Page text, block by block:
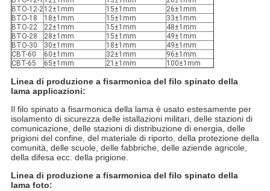
BTO-12-212±1mm 15±1mm
26±1mm
BTO-18
18±1mm 15±1mm
33±1mm
BTO-22
22±1mm 15±1mm
48±1mm
BTO-28
28±1mm 15±1mm
49±1mm
BTO-30
30±1mm 18±1mm
49±1mm
CBT-60
60±1mm 32±1mm
96±1mm
CBT-65
65±1mm 21±1mm 100±1mm
Linea di produzione a fisarmonica del filo spinato della
lamaapplicazioni:
Il filo spinato a fisarmonica della lama è usato estesamente per
isolamento di sicurezza delle istallazioni militari, delle stazioni di
comunicazione, delle stazioni di distribuzione di energia, delle
prigioni del confine, del materiale di riporto, della protezione della
comunità, delle scuole, delle fabbriche, delle aziende agricole,
della difesa ecc. della prigione.
Linea di produzione a fisarmonica del filo spinato della
lamafoto: